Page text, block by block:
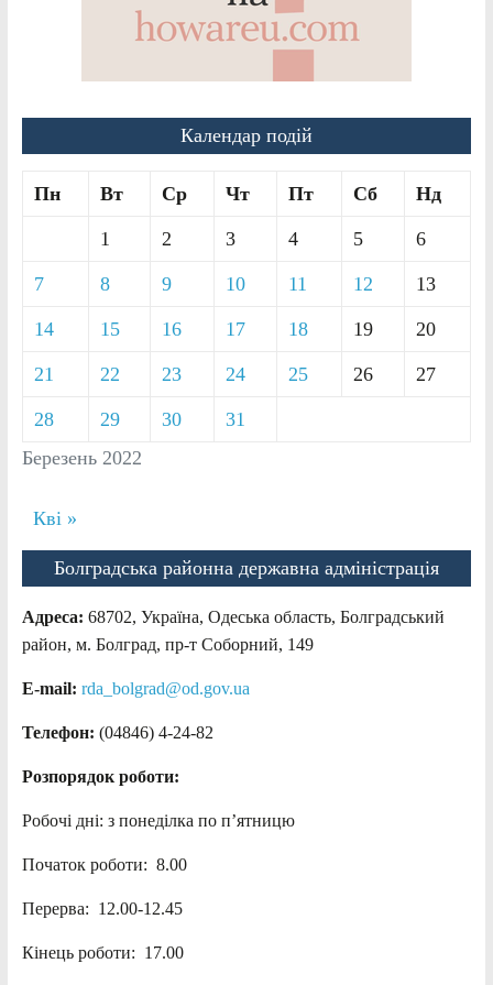
Календар подій
Березень 2022
Пн Вт Ср Чт Пт Сб Нд
1 2 3 4 5 6
7 8 9 10 11 12 13
14 15 16 17 18 19 20
21 22 23 24 25 26 27
28 29 30 31
Кві »
Болградська районна державна адміністрація
Адреса: 68702, Україна, Одеська область, Болградський
район, м. Болград, пр-т Соборний, 149
E-mail: rda_bolgrad@od.gov.ua
Телефон: (04846) 4-24-82
Розпорядок роботи:
Робочі дні: з понеділка по п’ятницю
Початок роботи: 8.00
Перерва: 12.00-12.45
Кінець роботи: 17.00